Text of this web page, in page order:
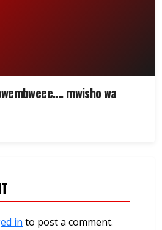
mwisho wa
in to post a comment.